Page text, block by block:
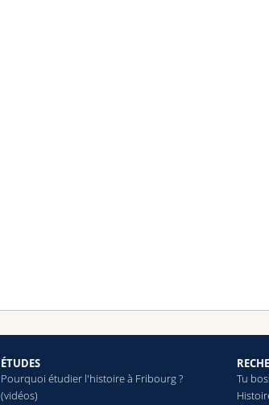
ÉTUDES
Pourquoi étudier l'histoire à Fribourg ?
(vidéos)
Tu